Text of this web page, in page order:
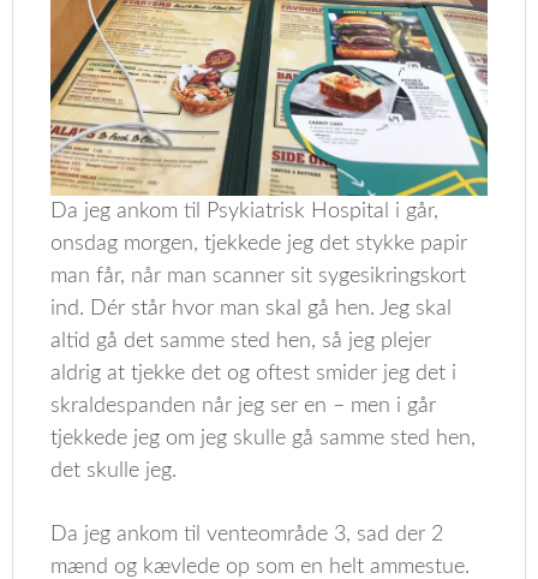
Da jeg ankom til Psykiatrisk Hospital i går,
onsdag morgen, tjekkede jeg det stykke papir
man får, når man scanner sit sygesikringskort
ind. Dér står hvor man skal gå hen. Jeg skal
altid gå det samme sted hen, så jeg plejer
aldrig at tjekke det og oftest smider jeg det i
skraldespanden når jeg ser en – men i går
tjekkede jeg om jeg skulle gå samme sted hen,
det skulle jeg.
Da jeg ankom til venteområde 3, sad der 2
mænd og kævlede op som en helt ammestue.